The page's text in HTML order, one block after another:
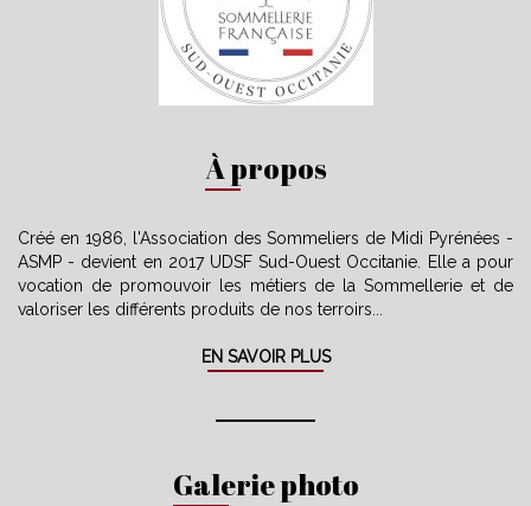
À propos
Créé en 1986, l'Association des Sommeliers de Midi Pyrénées -
ASMP - devient en 2017 UDSF Sud-Ouest Occitanie. Elle a pour
vocation de promouvoir les métiers de la Sommellerie et de
valoriser les différents produits de nos terroirs...
EN SAVOIR PLUS
Galerie photo